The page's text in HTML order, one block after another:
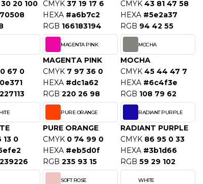
20 100
CMYK 37 19 17 6
HEXA #a6b7c2
RGB 166183194
CMYK 43 81 47 58
HEXA #5e2a37
RGB 94 42 55
0 67 0
MAGENTA PINK
MAGENTA PINK
CMYK 7 97 36 0
HEXA #dc1a62
RGB 220 26 98
MOCHA
MOCHA
CMYK 45 44 47 7
HEXA #6c4f3e
RGB 108 79 62
13 0
PURE ORANGE
PURE ORANGE
CMYK 0 74 99 0
HEXA #eb5d0f
RGB 235 93 15
RADIANT PURPLE
RADIANT PURPLE
CMYK 86 95 0 33
HEXA #3b1d66
RGB 59 29 102
SOFT ROSE WHITE